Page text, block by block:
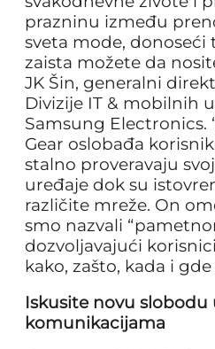
prazninu između
sveta mode,
zaista možete da
JK Šin, generalni
Divizije IT & mobilnih
Samsung Electronics.
Gear oslobađa
stalno proveravaju
uređaje dok su
različite mreže. On
smo nazvali
dozvoljavajući
kako, zašto, kada i gde
Iskusite novu
komunikacijama